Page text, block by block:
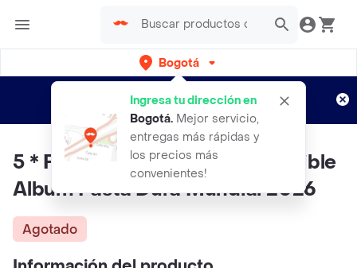
Bogotá
Ingresa tu dirección en
Bogotá. Mejor servicio,
entregas más rápidas y
los precios más
convenientes!
envíos gratis por semanas
Aplican TyC
5 * Forros Protectores Compatible
Album Pasta Dura Mundial 2026
Agotado